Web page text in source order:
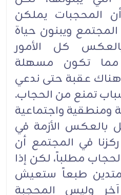
المحجبات يملكن
ويبنون حياة
كل الأمور
تكون مسهلة
هناك عقبة حتى ندعي
تمنع من الحجاب.
ومنطقية واجتماعية
بالعكس الأزمة في
في المجتمع أن
مطلباً، لكن إذا
طبعاً ستعيش
وليس المحجبة